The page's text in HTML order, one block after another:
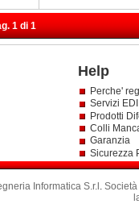
1 di 1
Help
Perche'
Servizi
Prodotti
Colli
Garanzia
Sicurezza
Informatica S.r.l .